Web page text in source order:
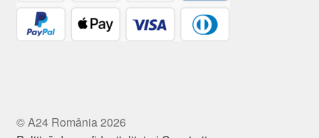
© A24 România 2026